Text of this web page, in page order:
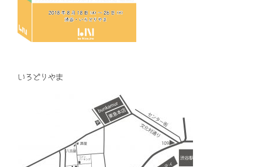
いろどりやま